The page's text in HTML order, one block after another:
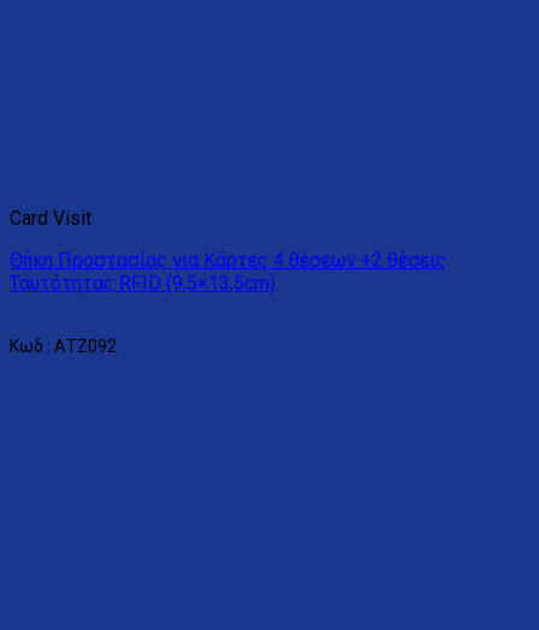
Card Visit
Θήκη Προστασίας για Κάρτες 4 θέσεων +2 θέσεις
Ταυτότητας RFID (9,5×13,5cm)
Κωδ.: ΑΤΖ092